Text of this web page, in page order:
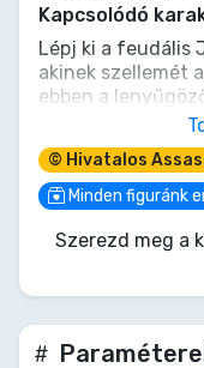
Kapcsolódó
Lépj ki a feudális
akinek szellemét
ebben a
Legyél tanúja
eleganciájának, a
eskünek. Ez nem
darabkája, egy
elszántsága.
suttogása őrizze
Creed Shadows
© Hivatalos
Minden figuránk
Szerezd meg a